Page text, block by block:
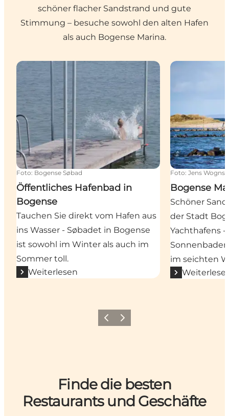
schöner flacher Sandstrand und gute
Stimmung – besuche sowohl den alten Hafen
als auch Bogense Marina.
Öffentliches Hafenbad in Bogense
Foto: Bogense Søbad
Öffentliches Hafenbad in
Bogense
Tauchen Sie direkt vom Hafen aus
ins Wasser - Søbadet in Bogense
ist sowohl im Winter als auch im
Sommer toll.
Weiterlesen
Bogense
Foto: Jens
Bogense
Schöner
der Stadt
Yachthafens
im seichten
Vorherige Folie
Nächste Folie
Finde die besten
Restaurants und Geschäfte